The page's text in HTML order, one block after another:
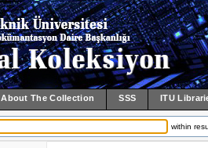
About The Collection SSS ITU
within